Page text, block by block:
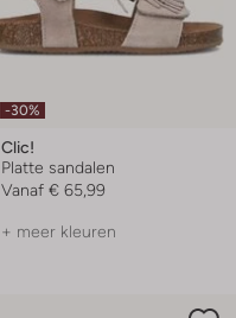
-30%
Clic!
Platte sandalen
Vanaf € 65,99
+ meer kleuren